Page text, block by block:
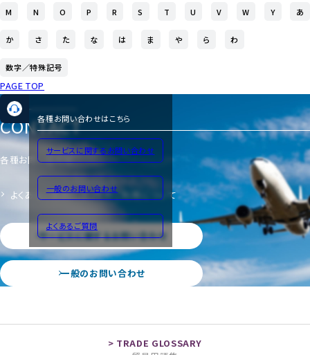
M N O P R S T U V W Y あ
か さ た な は ま や ら わ
数字／特殊記号
PAGE TOP
各種お問い合わせはこちら
サービスに関するお問い合わせ
一般のお問い合わせ
よくあるご質問
CONTACT
各種お問い合わせ
よくあるご質問 サイトのご利用について
サービスに関するお問い合わせ
一般のお問い合わせ